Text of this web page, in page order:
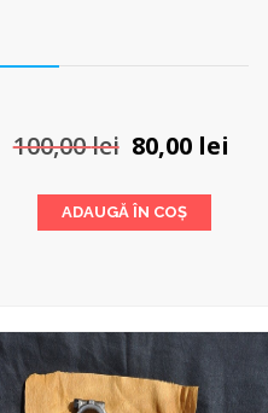
100,00lei Prețul
a
fost:
80,00 lei
ADAUGĂ ÎN COȘ